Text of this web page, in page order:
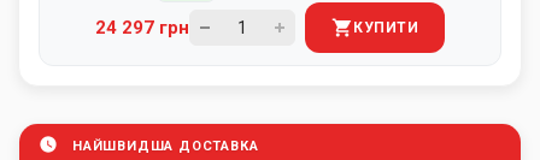
24 297 грн КУПИТИ
НАЙШВИДША ДОСТАВКА